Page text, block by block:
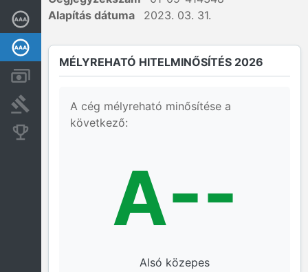
Cégkiválósági tanúsítvány
Mélyreható hitelminősítés
Számlák és zárolások
Bírósági eljárások
Alapítás dátuma
2023. 03. 31.
MÉLYREHATÓ HITELMINŐSÍTÉS 2026
A cég mélyreható minősítése a
következő:
A--
Alsó közepes